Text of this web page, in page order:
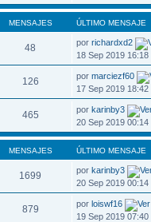
MENSAJES ÚLTIMO MENSAJE
48 porrichardxd2
18 Sep 2019 16:18
126 pormarciezf60
17 Sep 2019 18:42
465 porkarinby3
20 Sep 2019 00:14
MENSAJES ÚLTIMO MENSAJE
1699 porkarinby3
20 Sep 2019 00:14
879 porloiswf16
19 Sep 2019 07:40